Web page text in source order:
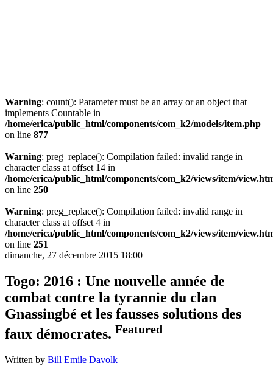
Warning: count(): Parameter must be an array or an object that
implements Countable in
/home/erica/public_html/components/com_k2/models/item.php
on line 877
Warning: preg_replace(): Compilation failed: invalid range in
character class at offset 14 in
/home/erica/public_html/components/com_k2/views/item/
on line 250
Warning: preg_replace(): Compilation failed: invalid range in
character class at offset 4 in
/home/erica/public_html/components/com_k2/views/item/
on line 251
dimanche, 27 décembre 2015 18:00
Togo: 2016 : Une nouvelle année de
combat contre la tyrannie du clan
Gnassingbé et les fausses solutions des
faux démocrates. Featured
Written by Bill Emile Davolk